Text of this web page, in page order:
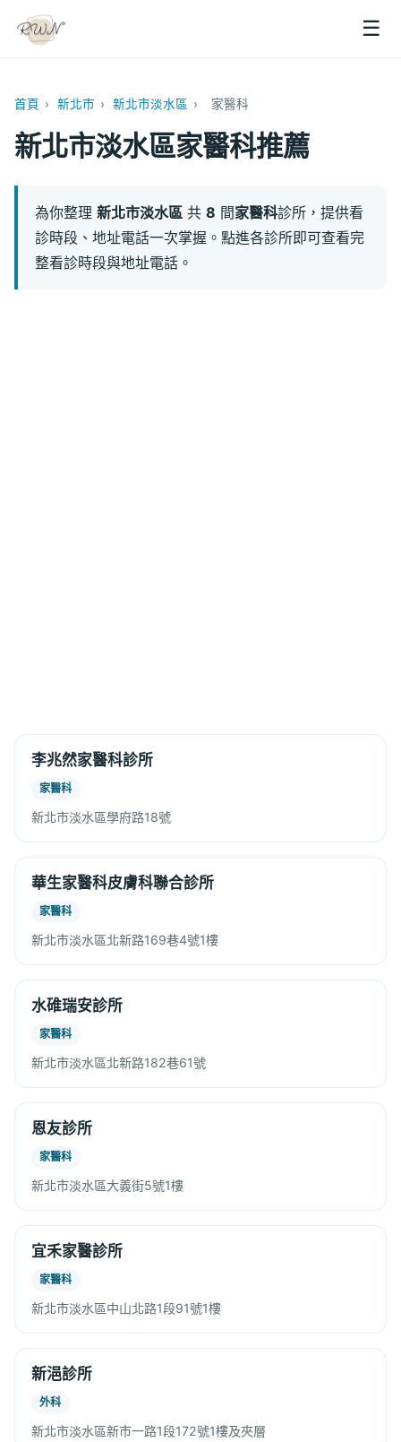
☰
首頁 › 新北市 › 新北市淡水區 › 家醫科
新北市淡水區家醫科推薦
為你整理新北市淡水區 共8 間家醫科診所，提供看
診時段、地址電話一次掌握。點進各診所即可查看完
整看診時段與地址電話。
李兆然家醫科診所
家醫科
新北市淡水區學府路18號
華生家醫科皮膚科聯合診所
家醫科
新北市淡水區北新路169巷4號1樓
水碓瑞安診所
家醫科
新北市淡水區北新路182巷61號
恩友診所
家醫科
新北市淡水區大義街5號1樓
宜禾家醫診所
家醫科
新北市淡水區中山北路1段91號1樓
新浥診所
外科
新北市淡水區新市一路1段172號1樓及夾層